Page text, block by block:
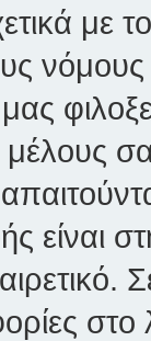
με
είναι